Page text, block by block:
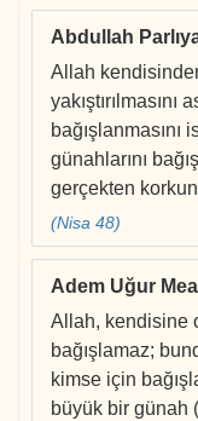
Abdullah
Allah
yakıştırılmasını
bağışlanmasını
günahlarını
gerçekten
(Nisa 48)
Adem Uğur
Allah, kendisine
bağışlamaz;
kimse için
büyük bir günah